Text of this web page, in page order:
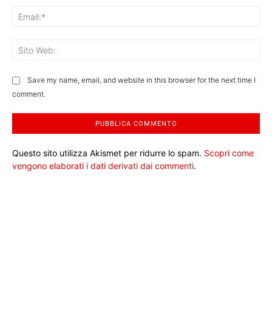
Save my name, email, and website in this browser for the next time I
comment.
Questo sito utilizza Akismet per ridurre lo spam. Scopri come
vengono elaborati i dati derivati dai commenti.